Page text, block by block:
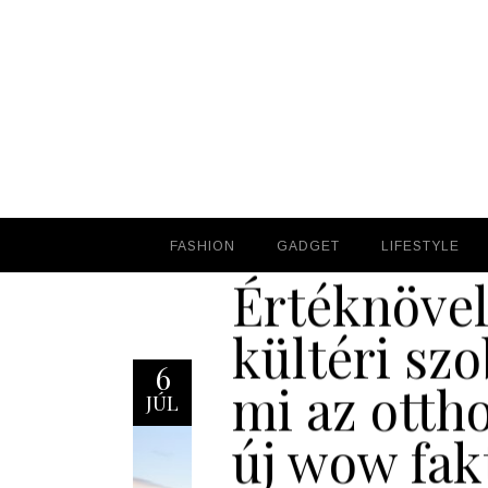
FASHION
FASHION GADGET
GADGET LIFESTYLE
LIFESTYLE
6
JÚL
kültéri
mi az
új wow